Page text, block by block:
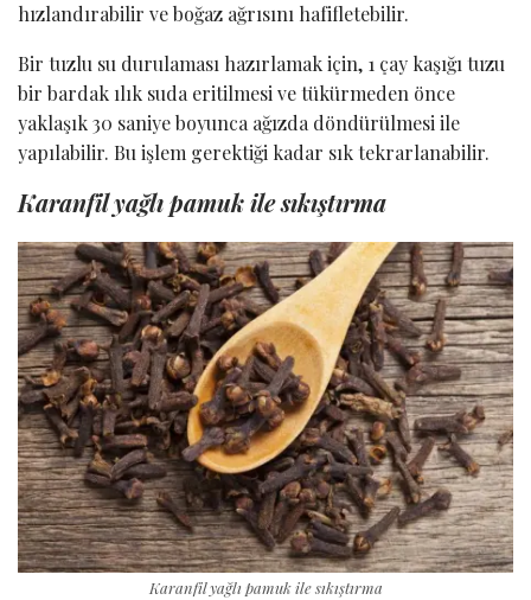
hızlandırabilir ve boğaz ağrısını hafifletebilir.
Bir tuzlu su durulaması hazırlamak için, 1 çay kaşığı tuzu
bir bardak ılık suda eritilmesi ve tükürmeden önce
yaklaşık 30 saniye boyunca ağızda döndürülmesi ile
yapılabilir. Bu işlem gerektiği kadar sık ​​tekrarlanabilir.
Karanfil yağlı pamuk ile sıkıştırma
Karanfil yağlı pamuk ile sıkıştırma